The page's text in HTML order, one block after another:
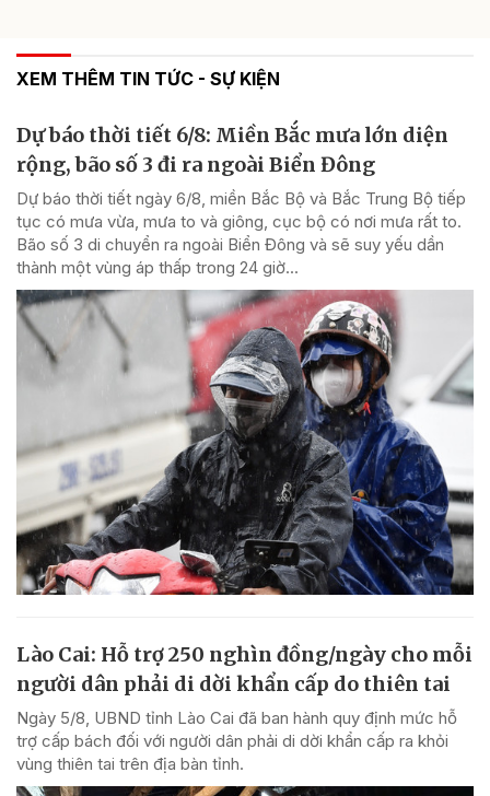
XEM THÊM TIN TỨC - SỰ KIỆN
Dự báo thời tiết 6/8: Miền Bắc mưa lớn diện
rộng, bão số 3 đi ra ngoài Biển Đông
Dự báo thời tiết ngày 6/8, miền Bắc Bộ và Bắc Trung Bộ tiếp
tục có mưa vừa, mưa to và giông, cục bộ có nơi mưa rất to.
Bão số 3 di chuyển ra ngoài Biển Đông và sẽ suy yếu dần
thành một vùng áp thấp trong 24 giờ...
Lào Cai: Hỗ trợ 250 nghìn đồng/ngày cho mỗi
người dân phải di dời khẩn cấp do thiên tai
Ngày 5/8, UBND tỉnh Lào Cai đã ban hành quy định mức hỗ
trợ cấp bách đối với người dân phải di dời khẩn cấp ra khỏi
vùng thiên tai trên địa bàn tỉnh.